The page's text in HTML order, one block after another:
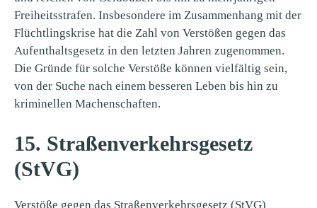
Freiheitsstrafen. Insbesondere im Zusammenhang mit der
Flüchtlingskrise hat die Zahl von Verstößen gegen das
Aufenthaltsgesetz in den letzten Jahren zugenommen.
Die Gründe für solche Verstöße können vielfältig sein,
von der Suche nach einem besseren Leben bis hin zu
kriminellen Machenschaften.
15. Straßenverkehrsgesetz
(StVG)
Verstöße gegen das Straßenverkehrsgesetz (StVG)